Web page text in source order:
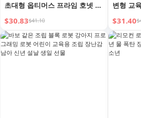
초대형 옵티머스 프라임 호넷 리
모컨 자동차 로봇 모델 자동차
$30.83$41.10
변형 교
소년 생
$31.40